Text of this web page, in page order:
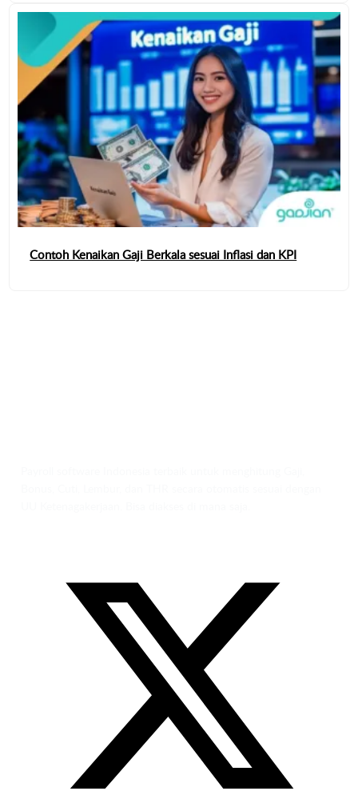
Contoh Kenaikan Gaji Berkala sesuai Inflasi dan KPI